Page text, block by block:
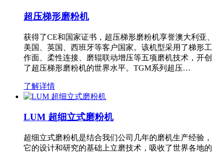
超压梯形磨粉机
获得了CE和国家证书，超压梯形磨粉机享誉澳大利亚、
美国、英国、西班牙等客户国家。该机型采用了梯形工
作面、柔性连接、磨辊联动增压等五项磨机技术，开创
了超压梯形磨粉机的世界水平。TGM系列超压…
了解详情
LUM 超细立式磨粉机
超细立式磨粉机是结合我们公司几年的磨机生产经验，
它的设计和研究的基础上立磨技术，吸收了世界各地的